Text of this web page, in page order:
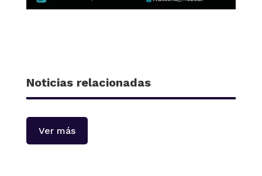
Noticias relacionadas
Ver más